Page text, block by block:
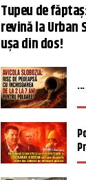
Tupeu de
revină la Urban
ușa din dos!
...